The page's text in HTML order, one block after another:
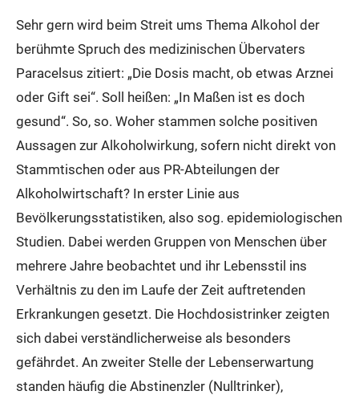
Sehr gern wird beim Streit ums Thema Alkohol der
berühmte Spruch des medizinischen Übervaters
Paracelsus zitiert: „Die Dosis macht, ob etwas Arznei
oder Gift sei“. Soll heißen: „In Maßen ist es doch
gesund“. So, so. Woher stammen solche positiven
Aussagen zur Alkoholwirkung, sofern nicht direkt von
Stammtischen oder aus PR-Abteilungen der
Alkoholwirtschaft? In erster Linie aus
Bevölkerungsstatistiken, also sog. epidemiologischen
Studien. Dabei werden Gruppen von Menschen über
mehrere Jahre beobachtet und ihr Lebensstil ins
Verhältnis zu den im Laufe der Zeit auftretenden
Erkrankungen gesetzt. Die Hochdosistrinker zeigten
sich dabei verständlicherweise als besonders
gefährdet. An zweiter Stelle der Lebenserwartung
standen häufig die Abstinenzler (Nulltrinker),